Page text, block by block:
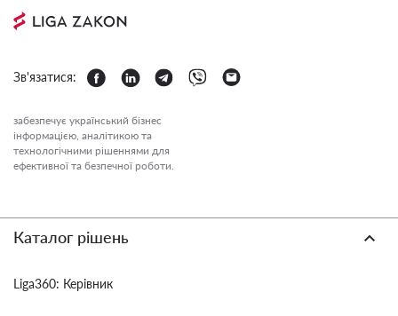
Зв'язатися:
забезпечує український бізнес
інформацією, аналітикою та
технологічними рішеннями для
ефективної та безпечної роботи.
Каталог рішень
Liga360: Керівник